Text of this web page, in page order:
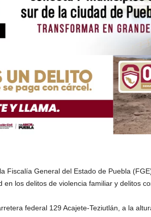
Fiscalía General del Estado de Puebla
los delitos de violencia familiar y delitos
federal 129 Acajete-Teziutlán, a la